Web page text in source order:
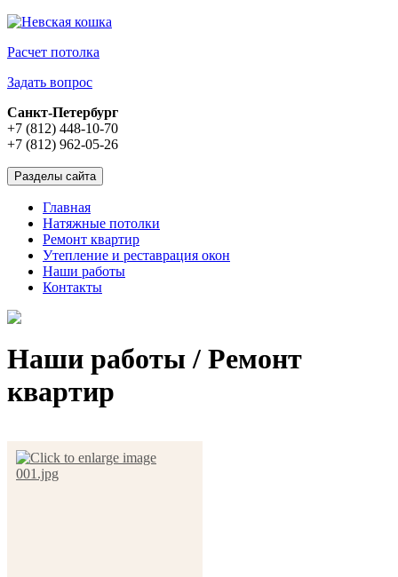
Расчет потолка
Задать вопрос
Санкт-Петербург
+7 (812) 448-10-70
+7 (812) 962-05-26
Разделы сайта
Главная
Натяжные потолки
Ремонт квартир
Утепление и реставрация окон
Наши работы
Контакты
Наши работы / Ремонт
квартир